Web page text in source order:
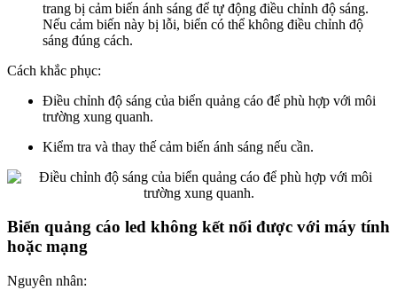
trang bị cảm biến ánh sáng để tự động điều chỉnh độ sáng.
Nếu cảm biến này bị lỗi, biển có thể không điều chỉnh độ
sáng đúng cách.
Cách khắc phục:
Điều chỉnh độ sáng của biển quảng cáo để phù hợp với môi
trường xung quanh.
Kiểm tra và thay thế cảm biến ánh sáng nếu cần.
Biển quảng cáo led không kết nối được với máy tính
hoặc mạng
Nguyên nhân: